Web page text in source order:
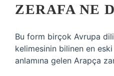
ZERAFA NE
Bu form birçok Avrupa
kelimesinin bilinen en eski